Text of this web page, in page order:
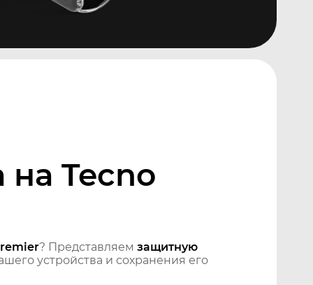
Tecno
? Представляем защитную
устройства и сохранения его